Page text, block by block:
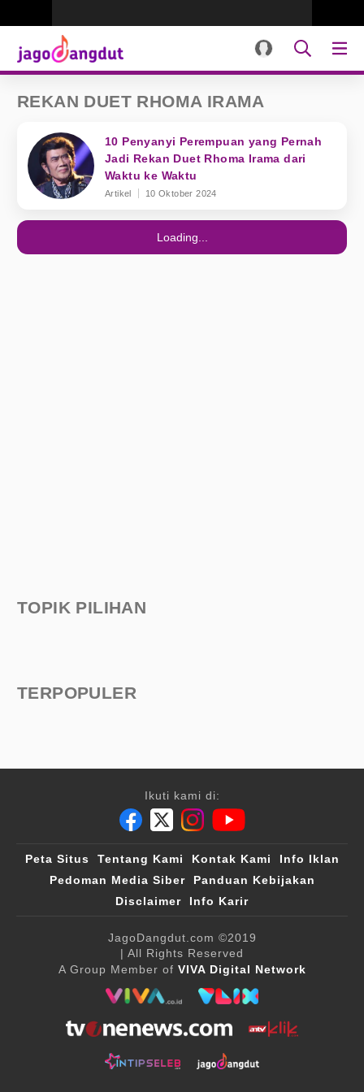
REKAN DUET RHOMA IRAMA
10 Penyanyi Perempuan yang Pernah
Jadi Rekan Duet Rhoma Irama dari
Waktu ke Waktu
Artikel 10 Oktober 2024
Loading...
TOPIK PILIHAN
TERPOPULER
Ikuti kami di:
Peta Situs Tentang Kami Kontak Kami
Info Iklan
Pedoman Media Siber
Panduan Kebijakan
Disclaimer
Info Karir
JagoDangdut.com ©2019
| All Rights Reserved
A Group Member of VIVA Digital Network